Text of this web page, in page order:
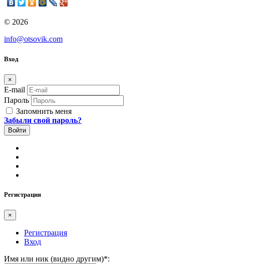
© 2026
info@otsovik.com
Вход
×
E-mail
Пароль
Запомнить меня
Забыли свой пароль?
Регистрация
×
Регистрация
Вход
Имя или ник (видно другим)*: